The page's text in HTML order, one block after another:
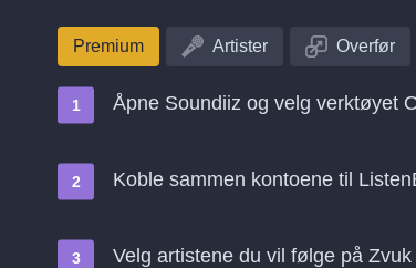
Premium Artister Overfør
Åpne Soundiiz og velg verktøyet
Koble sammen kontoene til
Velg artistene du vil følge på Zvuk